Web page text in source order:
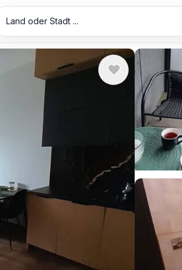
Land oder Stadt ...